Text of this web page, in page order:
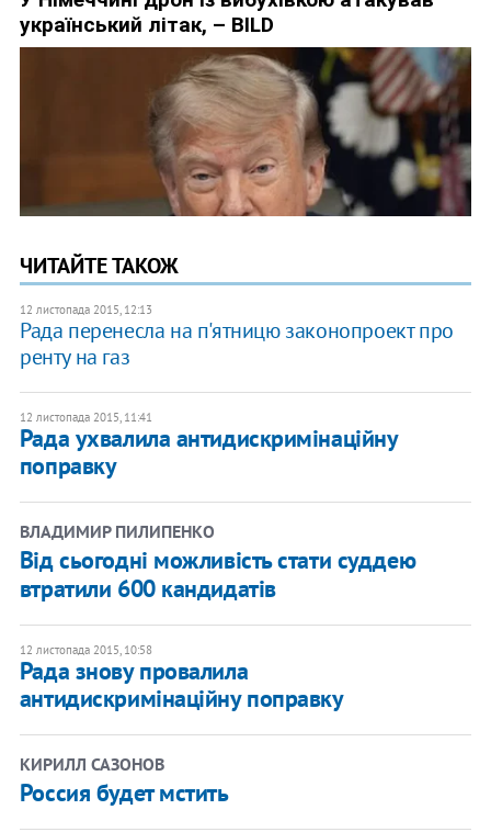
ЧИТАЙТЕ ТАКОЖ
12 листопада 2015, 12:13
Рада перенесла на п'ятницю законопроект про
ренту на газ
12 листопада 2015, 11:41
Рада ухвалила антидискримінаційну
поправку
ВЛАДИМИР ПИЛИПЕНКО
Від сьогодні можливість стати суддею
втратили 600 кандидатів
12 листопада 2015, 10:58
Рада знову провалила
антидискримінаційну поправку
КИРИЛЛ САЗОНОВ
Россия будет мстить